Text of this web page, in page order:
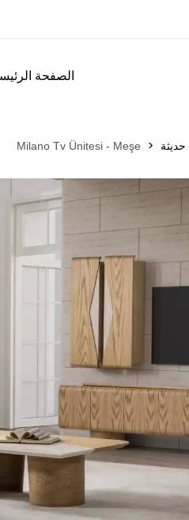
الصفحة
Milano Tv Ünitesi - Meşe